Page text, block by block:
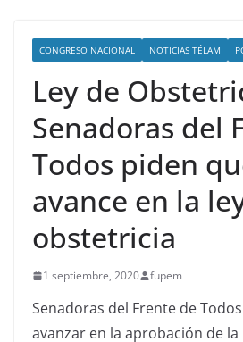
CONGRESO NACIONAL NOTICIAS TÉLAM
Ley de
Senadoras del
Todos piden
avance en la
obstetricia
1 septiembre, 2020 fupem
Senadoras del Frente de
avanzar en la aprobación de